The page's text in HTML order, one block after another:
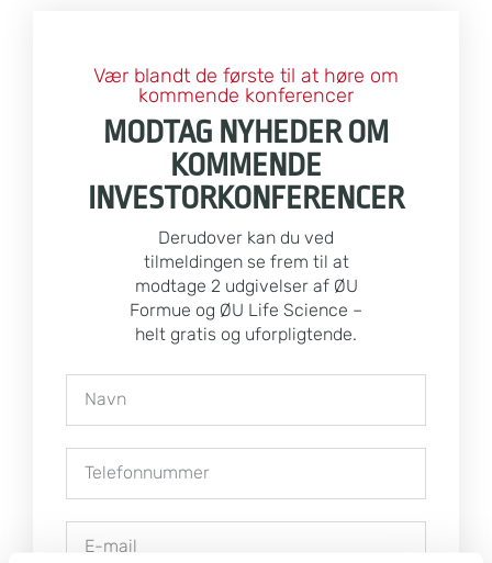
Vær blandt de første til at høre om
kommende konferencer
MODTAG NYHEDER OM
KOMMENDE
INVESTORKONFERENCER
Derudover kan du ved
tilmeldingen se frem til at
modtage 2 udgivelser af ØU
Formue og ØU Life Science –
helt gratis og uforpligtende.